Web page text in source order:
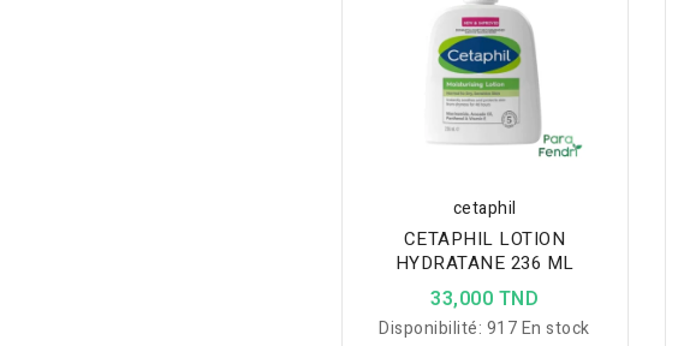
cetaphil
CETAPHIL LOTION
HYDRATANE 236 ML
33,000 TND
Disponibilité: 917 En stock